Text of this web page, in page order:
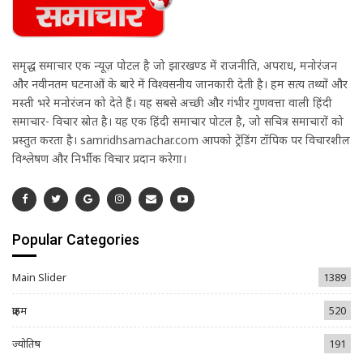
समृद्ध समाचार एक न्यूज़ पोर्टल है जो झारखण्ड में राजनीति, अपराध, मनोरंजन
और नवीनतम घटनाओं के बारे में विश्वसनीय जानकारी देती है। हम सत्य तथ्यों और
मस्ती भरे मनोरंजन को देते हैं। यह सबसे अच्छी और गंभीर गुणवत्ता वाली हिंदी
समाचार- विचार स्रोत है। यह एक हिंदी समाचार पोर्टल है, जो सचित्र समाचारों को
प्रस्तुत करता है। samridhsamachar.com आपको ट्रेंडिंग टॉपिक पर विचारशील
विश्लेषण और निर्भीक विचार प्रदान करेगा।
Popular Categories
Main Slider 1389
क्राइम 520
ज्योतिष 191